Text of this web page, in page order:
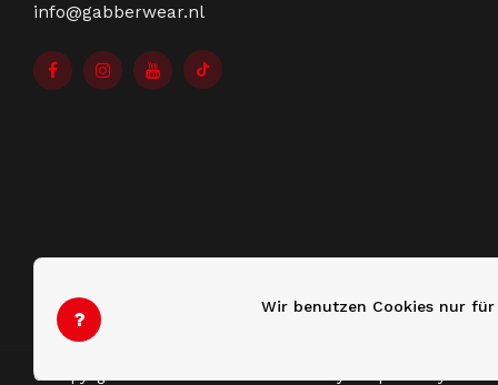
info@gabberwear.nl
© Copyright 2026 Gabberwear - Theme by
Wir benutzen Cookies nur